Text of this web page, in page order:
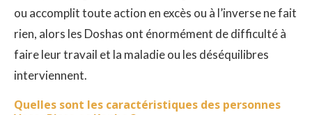
ou accomplit toute action en excès ou à l’inverse ne fait
rien, alors les Doshas ont énormément de difficulté à
faire leur travail et la maladie ou les déséquilibres
interviennent.
Quelles sont les caractéristiques des personnes